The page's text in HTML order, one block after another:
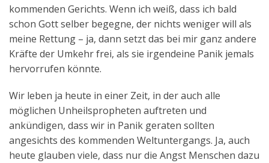
kommenden Gerichts. Wenn ich weiß, dass ich bald
schon Gott selber begegne, der nichts weniger will als
meine Rettung – ja, dann setzt das bei mir ganz andere
Kräfte der Umkehr frei, als sie irgendeine Panik jemals
hervorrufen könnte.
Wir leben ja heute in einer Zeit, in der auch alle
möglichen Unheilspropheten auftreten und
ankündigen, dass wir in Panik geraten sollten
angesichts des kommenden Weltuntergangs. Ja, auch
heute glauben viele, dass nur die Angst Menschen dazu